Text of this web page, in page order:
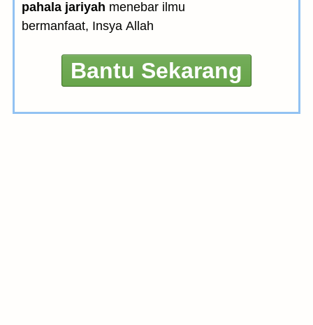
pahala jariyah menebar ilmu
bermanfaat, Insya Allah
Bantu Sekarang